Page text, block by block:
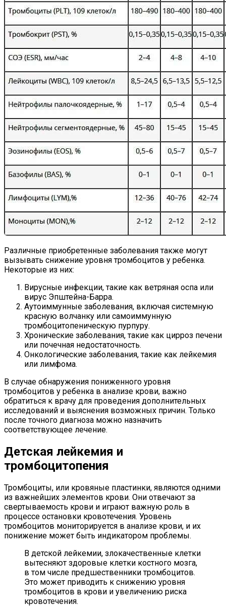
Различные приобретенные заболевания также могут
вызывать снижение уровня тромбоцитов у ребенка.
Некоторые из них:
Вирусные инфекции, такие как ветряная оспа или
вирус Эпштейна-Барра.
Аутоиммунные заболевания, включая системную
красную волчанку или самоиммунную
тромбоцитопеническую пурпуру.
Хронические заболевания, такие как цирроз печени
или почечная недостаточность.
Онкологические заболевания, такие как лейкемия
или лимфома.
В случае обнаружения пониженного уровня
тромбоцитов у ребенка в анализе крови, важно
обратиться к врачу для проведения дополнительных
исследований и выяснения возможных причин. Только
после точного диагноза можно назначить
соответствующее лечение.
Детская лейкемия и
тромбоцитопения
Тромбоциты, или кровяные пластинки, являются одними
из важнейших элементов крови. Они отвечают за
свертываемость крови и играют важную роль в
процессе остановки кровотечения. Уровень
тромбоцитов мониторируется в анализе крови, и их
понижение может быть индикатором проблемы.
В детской лейкемии, злокачественные клетки
вытесняют здоровые клетки костного мозга,
в том числе предшественники тромбоцитов.
Это может приводить к снижению уровня
тромбоцитов в крови и увеличению риска
кровотечения.